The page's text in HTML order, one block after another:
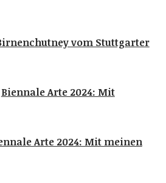
vom Stuttgarter
Biennale Arte 2024: Mit
Arte 2024: Mit meinen